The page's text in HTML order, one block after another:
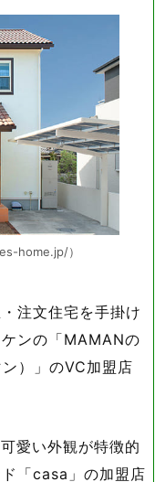
home.jp/）
注文住宅を手掛け
ンの「MAMANの
）」のVC加盟店
愛い外観が特徴的
「casa」の加盟店